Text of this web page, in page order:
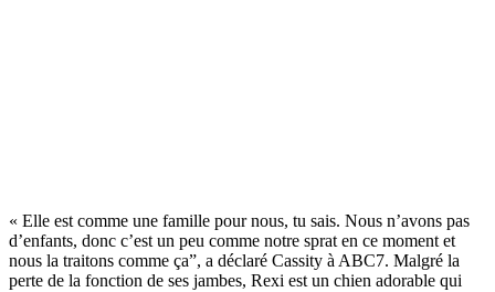
« Elle est comme une famille pour nous, tu sais. Nous n’avons pas
d’enfants, donc c’est un peu comme notre sprat en ce moment et
nous la traitons comme ça”, a déclaré Cassity à ABC7. Malgré la
perte de la fonction de ses jambes, Rexi est un chien adorable qui